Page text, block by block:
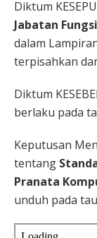
Diktum
Jabatan
dalam
terpisahkan
Diktum
berlaku pada
Keputusan
tentang
Pranata
unduh pada